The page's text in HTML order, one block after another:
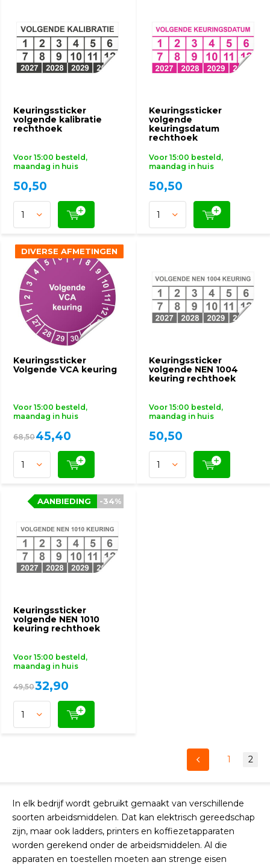
Keuringssticker
volgende kalibratie
rechthoek
Voor 15:00 besteld,
maandag in huis
50,50
Keuringssticker
volgende
keuringsdatum
rechthoek
Voor 15:00 besteld,
maandag in huis
50,50
Keuringssticker
Volgende VCA keuring
Voor 15:00 besteld,
maandag in huis
DIVERSE AFMETINGEN
68,5045,40
DIVERSE AFMETINGEN
Keuringssticker
volgende NEN 1004
keuring rechthoek
Voor 15:00 besteld,
maandag in huis
50,50
Keuringssticker
volgende NEN 1010
keuring rechthoek
Voor 15:00 besteld,
maandag in huis
-34%
AANBIEDING
49,5032,90
-34%
AANBIEDING
1 2
In elk bedrijf wordt gebruikt gemaakt van verschillende
soorten arbeidsmiddelen. Dat kan elektrisch gereedschap
zijn, maar ook ladders, printers en koffiezetapparaten
worden gerekend onder de arbeidsmiddelen. Al die
apparaten en toestellen moeten aan strenge eisen